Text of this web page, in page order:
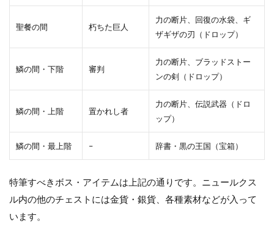
聖餐の間 朽ちた巨人
力の断片、回復の水袋、ギ
ザギザの刃（ドロップ）
鱗の間・下階 審判
力の断片、ブラッドストー
ンの剣（ドロップ）
鱗の間・上階 置かれし者
力の断片、伝説武器（ドロ
ップ）
鱗の間・最上階 – 辞書・黒の王国（宝箱）
特筆すべきボス・アイテムは上記の通りです。ニュールクス
ル内の他のチェストには金貨・銀貨、各種素材などが入って
います。